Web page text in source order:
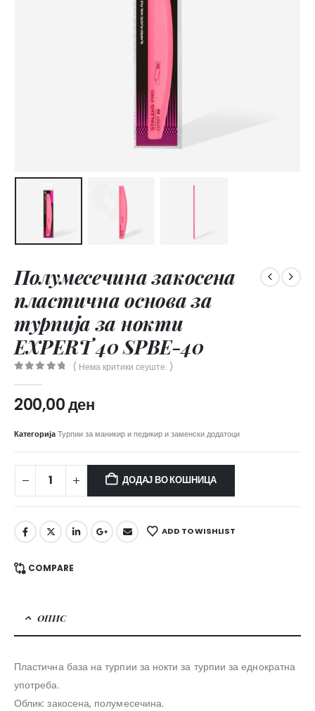
Полумесечина закосена
пластична основа за
турпија за нокти
EXPERT 40 SPBE-40
( Нема критики сеуште. )
200,00ден
КатегоријаТурпии за маникир и педикир и заменски додатоци
ДОДАЈ ВО КОШНИЦА
ADD TO WISHLIST
COMPARE
ОПИС
Пластична база на турпии за нокти за турпии за еднократна
употреба.
Облик: закосена, полумесечина.